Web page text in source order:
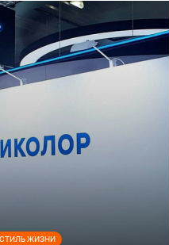
СТИЛЬ ЖИЗНИ